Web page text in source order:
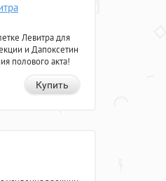
Левитра для
и Дапоксетин
полового акта!
Купить